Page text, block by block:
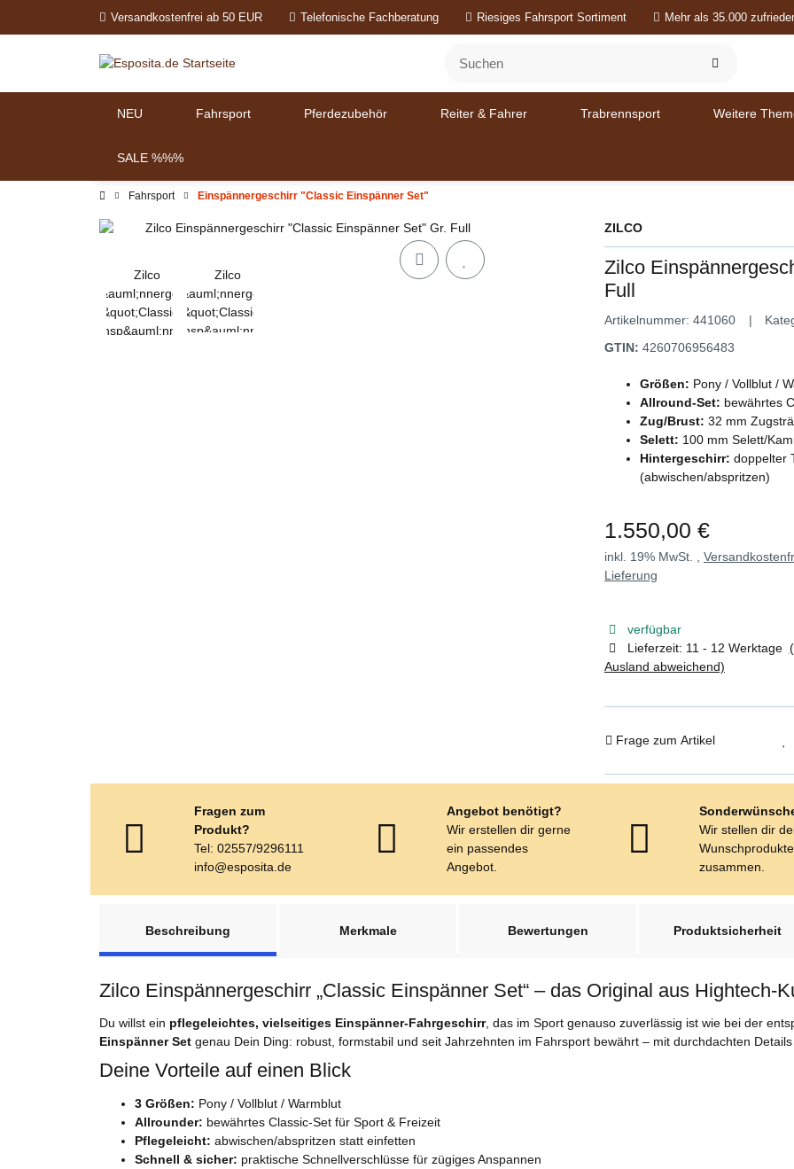
Versandkostenfrei ab 50 EUR Telefonische Fachberatung Riesiges Fahrsport Sortiment Mehr als 35.000
NEU Fahrsport Pferdezubehör Reiter & Fahrer Trabrennsport Weitere
SALE %%%
Fahrsport Einspännergeschirr "Classic Einspänner Set"
ZILCO
Zilco
Full
Artikelnummer: 441060
GTIN: 4260706956483
Größen: Pony / Vollblut /
Allround-Set: bewährtes
Zug/Brust: 32 mm
Selett: 100 mm Selett/
Hintergeschirr: doppelter
(abwischen/abspritzen)
1.550,00 €
inkl. 19% MwSt. ,
Lieferung
verfügbar
Lieferzeit: 11 - 12 Werktage
Ausland abweichend)
Frage zum Artikel
Fragen zum
Produkt?
Tel: 02557/9296111
info@esposita.de
Angebot benötigt?
Wir erstellen dir gerne
ein passendes
Angebot.
Wir stellen dir
Wunschprodukte
zusammen.
Beschreibung
Merkmale Bewertungen Produktsicherheit
Zilco Einspännergeschirr „Classic Einspänner Set“ – das Original aus Hightech-
Du willst ein pflegeleichtes, vielseitiges Einspänner-Fahrgeschirr, das im Sport genauso zuverlässig ist wie bei der
Einspänner Set genau Dein Ding: robust, formstabil und seit Jahrzehnten im Fahrsport bewährt – mit durchdachten
Deine Vorteile auf einen Blick
3 Größen: Pony / Vollblut / Warmblut
Allrounder: bewährtes Classic-Set für Sport & Freizeit
Pflegeleicht: abwischen/abspritzen statt einfetten
Schnell & sicher: praktische Schnellverschlüsse für zügiges Anspannen